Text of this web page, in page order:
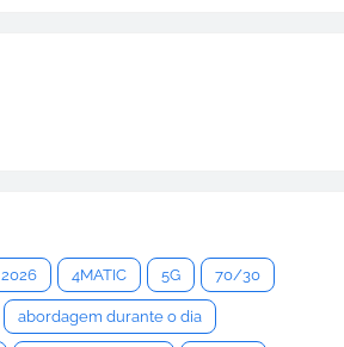
2026 4MATIC 5G 70/30
abordagem durante o dia